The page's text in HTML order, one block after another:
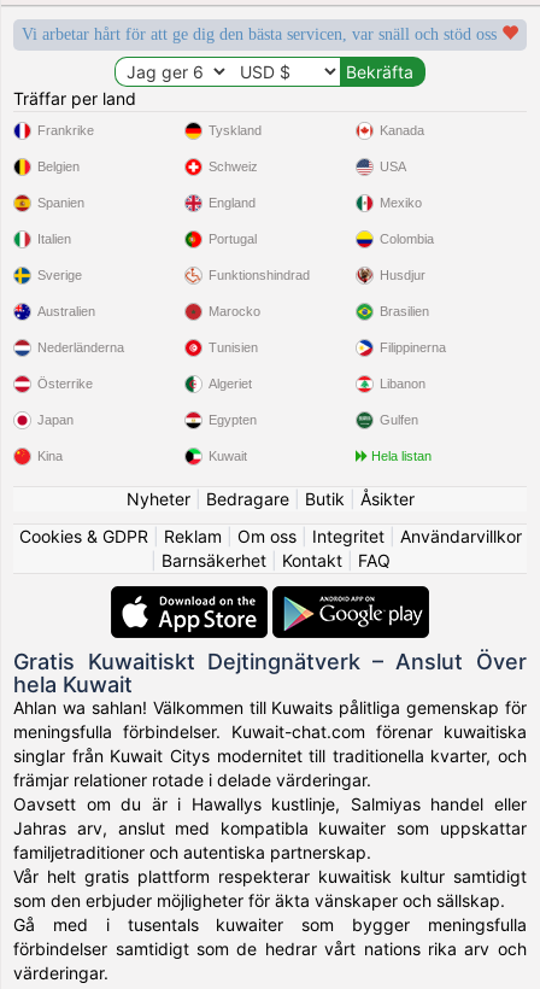
Vi arbetar hårt för att ge dig den bästa servicen, var snäll och stöd oss
Träffar per land
Frankrike
Belgien
Spanien
Italien
Sverige
Tyskland
Schweiz
England
Portugal
Funktionshindrad
Kanada
USA
Mexiko
Colombia
Husdjur
Australien
Nederländerna
Österrike
Japan
Kina
Marocko
Tunisien
Algeriet
Egypten
Kuwait
Brasilien
Filippinerna
Libanon
Gulfen
Hela listan
Nyheter| Bedragare| Butik
Åsikter
Cookies & GDPR
Reklam Om oss| Integritet| Användarvillkor
Barnsäkerhet| Kontakt| FAQ
Gratis Kuwaitiskt Dejtingnätverk – Anslut Över
hela Kuwait
Ahlan wa sahlan! Välkommen till Kuwaits pålitliga gemenskap för
meningsfulla förbindelser. Kuwait-chat.com förenar kuwaitiska
singlar från Kuwait Citys modernitet till traditionella kvarter, och
främjar relationer rotade i delade värderingar.
Oavsett om du är i Hawallys kustlinje, Salmiyas handel eller
Jahras arv, anslut med kompatibla kuwaiter som uppskattar
familjetraditioner och autentiska partnerskap.
Vår helt gratis plattform respekterar kuwaitisk kultur samtidigt
som den erbjuder möjligheter för äkta vänskaper och sällskap.
Gå med i tusentals kuwaiter som bygger meningsfulla
förbindelser samtidigt som de hedrar vårt nations rika arv och
värderingar.